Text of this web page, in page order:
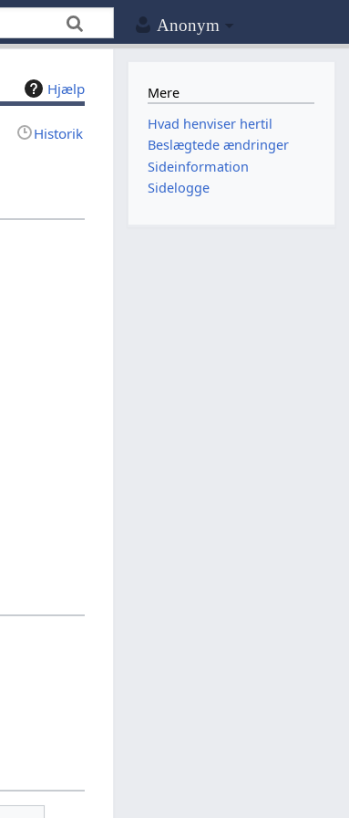
Anonym
Hjælp
Historik
Mere
Hvad henviser hertil
Beslægtede ændringer
Sideinformation
Sidelogge